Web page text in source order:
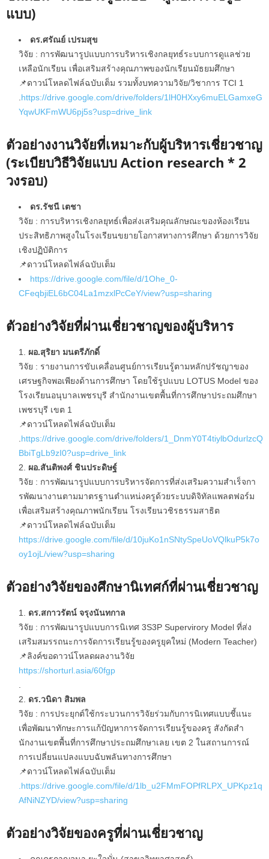
แบบ)
ดร.ศรัณย์ เปรมสุข
วิจัย : การพัฒนารูปแบบการบริหารเชิงกลยุทธ์ระบบการดูแลช่วย
เหลือนักเรียน เพื่อเสริมสร้างคุณภาพของนักเรียนมัธยมศึกษา
📌ดาวน์โหลดไฟล์ฉบับเต็ม รวมทั้งบทความวิจัย/วิชาการ TCI 1
.https://drive.google.com/drive/folders/1lH0HXxy6muELGamxeG
YqwUKFmWU6pj5s?usp=drive_link
ตัวอย่างงานวิจัยที่เหมาะกับผู้บริหารเชี่ยวชาญ
(ระเบียบวิธีวิจัยแบบ Action research * 2
วงรอบ)
ดร.รัชนี เตชา
วิจัย : การบริหารเชิงกลยุทธ์เพื่อส่งเสริมคุณลักษณะของห้องเรียน
ประสิทธิภาพสูงในโรงเรียนขยายโอกาสทางการศึกษา ด้วยการวิจัย
เชิงปฏิบัติการ
📌ดาวน์โหลดไฟล์ฉบับเต็ม
https://drive.google.com/file/d/1Ohe_0-
CFeqbjiEL6bC04La1mzxlPcCeY/view?usp=sharing
ตัวอย่างวิจัยที่ผ่านเชี่ยวชาญของผู้บริหาร
ผอ.สุริยา มนตรีภักดิ์
วิจัย : รายงานการขับเคลื่อนศูนย์การเรียนรู้ตามหลักปรัชญาของ
เศรษฐกิจพอเพียงด้านการศึกษา โดยใช้รูปแบบ LOTUS Model ของ
โรงเรียนอนุบาลเพชรบุรี สํานักงานเขตพื้นที่การศึกษาประถมศึกษา
เพชรบุรี เขต 1
📌ดาวน์โหลดไฟล์ฉบับเต็ม
.https://drive.google.com/drive/folders/1_DnmY0T4tiylbOdurlzcQ
BbiTgLb9zI0?usp=drive_link
ผอ.สันติพงศ์ ชินประดิษฐ์
วิจัย : การพัฒนารูปแบบการบริหารจัดการที่ส่งเสริมความสําเร็จกา
รพัฒนางานตามมาตรฐานตําแหน่งครูด้วยระบบดิจิทัลแพลตฟอร์ม
เพื่อเสริมสร้างคุณภาพนักเรียน โรงเรียนวชิรธรรมสาธิต
📌ดาวน์โหลดไฟล์ฉบับเต็ม
https://drive.google.com/file/d/10juKo1nSNtySpeUoVQlkuP5k7o
oy1ojL/view?usp=sharing
ตัวอย่างวิจัยของศึกษานิเทศก์ที่ผ่านเชี่ยวชาญ
ดร.สกาวรัตน์ จรุงนันทกาล
วิจัย : การพัฒนารูปแบบการนิเทศ 3S3P Supervirory Model ที่ส่ง
เสริมสมรรถนะการจัดการเรียนรู้ของครูยุคใหม่ (Modern Teacher)
📌ลิงค์ขอดาวน์โหลดผลงานวิจัย
https://shorturl.asia/60fgp
.
ดร.วนิดา สิมพล
วิจัย : การประยุกต์ใช้กระบวนการวิจัยร่วมกับการนิเทศแบบชี้แนะ
เพื่อพัฒนาทักษะการแก้ปัญหาการจัดการเรียนรู้ของครู สังกัดสํา
นักงานเขตพื้นที่การศึกษาประถมศึกษาเลย เขต 2 ในสถานการณ์
การเปลี่ยนแปลงแบบฉับพลันทางการศึกษา
📌ดาวน์โหลดไฟล์ฉบับเต็ม
.https://drive.google.com/file/d/1lb_u2FMmFOPfRLPX_UPKpz1q
AfNiNZYD/view?usp=sharing
ตัวอย่างวิจัยของครูที่ผ่านเชี่ยวชาญ